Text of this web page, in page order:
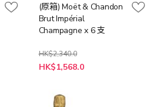
(原箱) Moët & Chandon
Brut Impérial
Champagne x 6 支
HK$2,340.0
特
殊
HK$1,568.0